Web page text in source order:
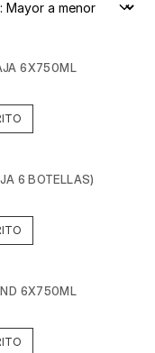
6X750ML
6 BOTELLAS)
6X750ML